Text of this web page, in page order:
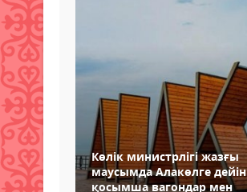
Көлік министрлігі жазғы
маусымда Алакөлге дейін
қосымша вагондар мен